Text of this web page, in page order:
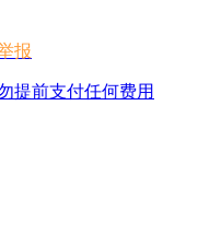
报
提前支付任何费用